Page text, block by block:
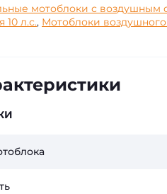
мотоблоки с воздушным
10 л.с., Мотоблоки